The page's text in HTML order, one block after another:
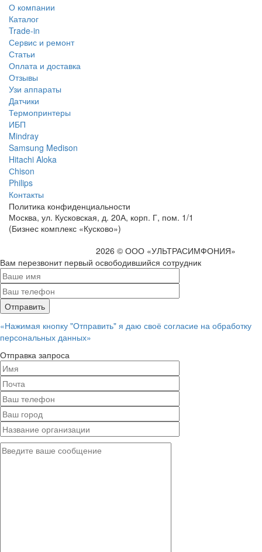
О компании
Каталог
Trade-in
Сервис и ремонт
Статьи
Оплата и доставка
Отзывы
Узи аппараты
Датчики
Термопринтеры
ИБП
Mindray
Samsung Medison
Hitachi Aloka
Сhison
Philips
Контакты
Политика конфиденциальности
Москва, ул. Кусковская, д. 20А, корп. Г, пом. 1/1
(Бизнес комплекс «Кусково»)
2026 © ООО «УЛЬТРАСИМФОНИЯ»
Вам перезвонит первый освободившийся сотрудник
«Нажимая кнопку "Отправить" я даю своё согласие на обработку
персональных данных»
Отправка запроса